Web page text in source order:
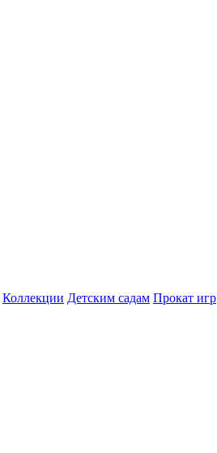
Коллекции Детским садам Прокат игр